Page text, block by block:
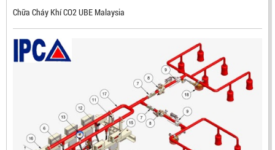
Chữa Cháy Khí CO2 UBE Malaysia